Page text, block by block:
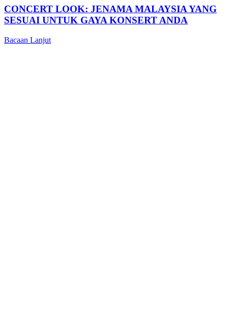
CONCERT LOOK: JENAMA MALAYSIA YANG
SESUAI UNTUK GAYA KONSERT ANDA
Bacaan Lanjut